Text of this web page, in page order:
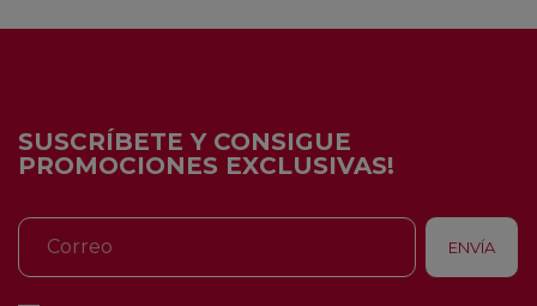
SUSCRÍBETE Y CONSIGUE
PROMOCIONES EXCLUSIVAS!